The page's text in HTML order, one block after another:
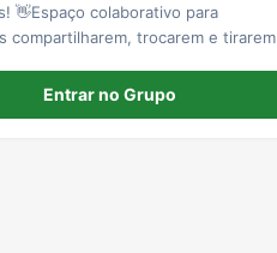
👋Espaço colaborativo para
compartilharem, trocarem e tirarem
ideias, materiais e
Entrar no Grupo